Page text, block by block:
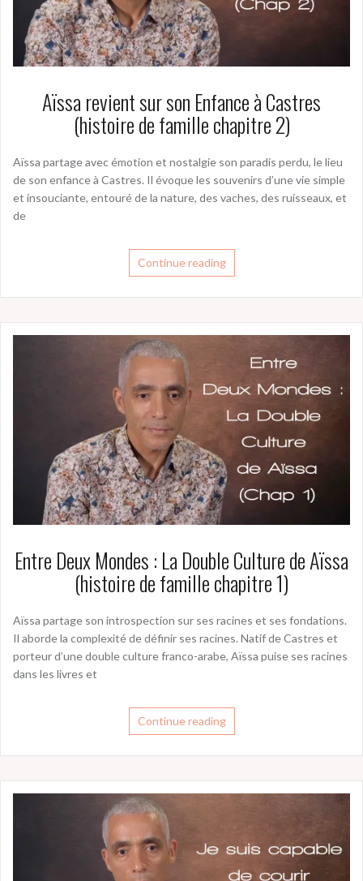
Aïssa revient sur son Enfance à Castres
(histoire de famille chapitre 2)
Aïssa partage avec émotion et nostalgie son paradis perdu, le lieu
de son enfance à Castres. Il évoque les souvenirs d’une vie simple
et insouciante, entouré de la nature, des vaches, des ruisseaux, et
de
Continue reading
Entre Deux Mondes : La Double Culture de Aïssa
(histoire de famille chapitre 1)
Aïssa partage son introspection sur ses racines et ses fondations.
Il aborde la complexité de définir ses racines. Natif de Castres et
porteur d’une double culture franco-arabe, Aïssa puise ses racines
dans les livres et
Continue reading